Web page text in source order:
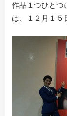
作品１つひとつ
は、１２月１５